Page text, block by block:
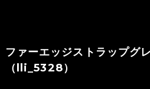
ファーエッジストラップグ
（lli_5328）